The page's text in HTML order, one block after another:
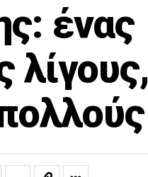
ένας
λίγους,